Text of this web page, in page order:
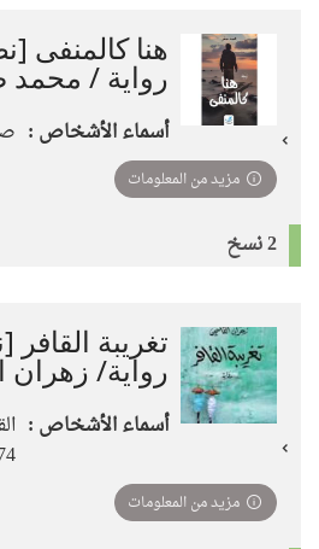
هنا كالمنفى
رواية / محمد
أسماء الأشخاص :
مزيد من المعلومات
2 نسخ
تغريبة
رواية/ زهران
أسماء الأشخاص :
مزيد من المعلومات